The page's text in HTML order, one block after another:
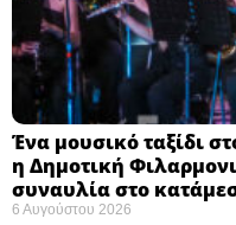
Ένα μουσικό ταξίδι
η Δημοτική
συναυλία στο
6 Αυγούστου 2026